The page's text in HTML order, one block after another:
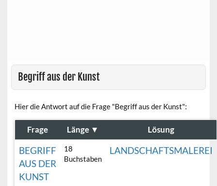
Begriff aus der Kunst
Hier die Antwort auf die Frage "Begriff aus der Kunst":
Frage Länge ▼ Lösung
BEGRIFF
AUS DER
KUNST
18
Buchstaben
LANDSCHAFTSMALEREI